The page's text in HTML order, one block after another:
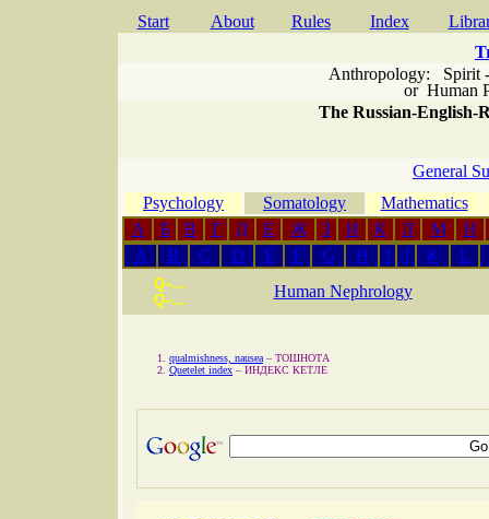
Start About Rules Index
Anthropology: Spirit
or Human
The Russian-English-
General
Psychology
Somatology
Mathematics
А
Б В Г Д Е Ж З И К Л М
Н
A
B C D E F G H I J K L
Q–...
Q–...
Human Nephrology
qualmishness, nausea – ТОШНОТА
Quetelet index – ИНДЕКС КЕТЛЕ